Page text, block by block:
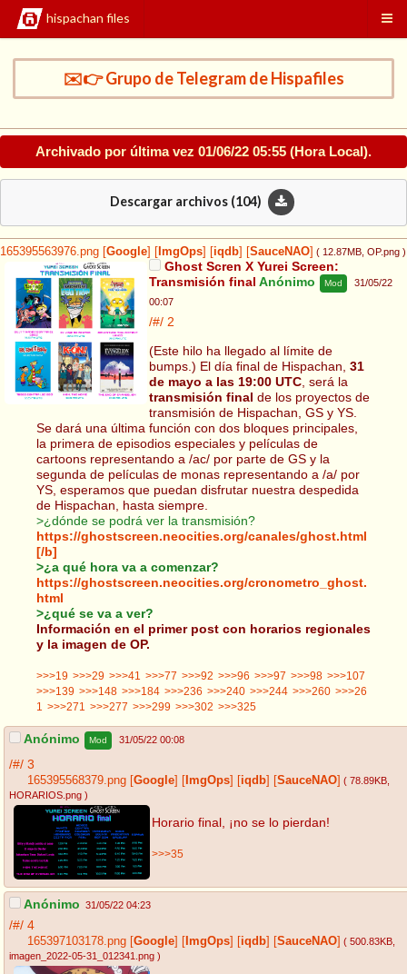
hispachan files
✉️👉 Grupo de Telegram de Hispafiles
Archivado por última vez 01/06/22 05:55 (Hora Local).
Descargar archivos (104)
165395563976.png Google ImgOps iqdb SauceNAO ( 12.87MB , OP.png )
Ghost Scren X Yurei Screen:
Transmisión final Anónimo Mod
31/05/22
00:07
/#/ 2
(Este hilo ha llegado al límite de
bumps.) El día final de Hispachan, 31
de mayo a las 19:00 UTC, será la
transmisión final de los proyectos de
transmisión de Hispachan, GS y YS.
Se dará una última función con dos bloques principales,
la primera de episodios especiales y películas de
cartoons representando a /ac/ por parte de GS y la
segunda de películas de monas representando a /a/ por
YS, esperamos que puedan disfrutar nuestra despedida
de Hispachan, hasta siempre.
>¿dónde se podrá ver la transmisión?
https://ghostscreen.neocities.org/canales/ghost.html
[/b]
>¿a qué hora va a comenzar?
https://ghostscreen.neocities.org/cronometro_ghost.
html
>¿qué se va a ver?
Información en el primer post con horarios regionales
y la imagen de OP.
>>>19 >>>29 >>>41 >>>77 >>>92 >>>96 >>>97 >>>98 >>>107
>>>139 >>>148 >>>184 >>>236 >>>240 >>>244 >>>260 >>>26
1
>>>271 >>>277 >>>299 >>>302 >>>325
Anónimo Mod 31/05/22 00:08
/#/ 3
165395568379.png Google ImgOps iqdb SauceNAO ( 78.89KB
HORARIOS.png )
Horario final, ¡no se lo pierdan!
>>>35
Anónimo 31/05/22 04:23
/#/ 4
165397103178.png Google ImgOps iqdb SauceNAO ( 500.83KB
imagen_2022-05-31_012341.png )